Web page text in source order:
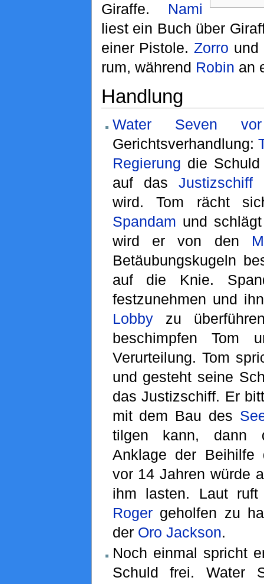
Giraffe. Nami
liest ein Buch über
einer Pistole.Zorro und
rum, während Robin an
Handlung
Water Seven
Gerichtsverhandlung:
Regierung die
auf das Justizschiff
wird. Tom rächt
Spandam und
wird er von den
Betäubungskugeln
auf die Knie.
festzunehmen und
Lobbyzu
beschimpfen Tom
Verurteilung. Tom
und gesteht seine
das Justizschiff. Er
mit dem Bau des
tilgen kann, dann
Anklage der
vor 14 Jahren würde
ihm lasten. Laut
Rogergeholfen zu
der Oro Jackson.
Noch einmal spricht
Schuld frei. Water